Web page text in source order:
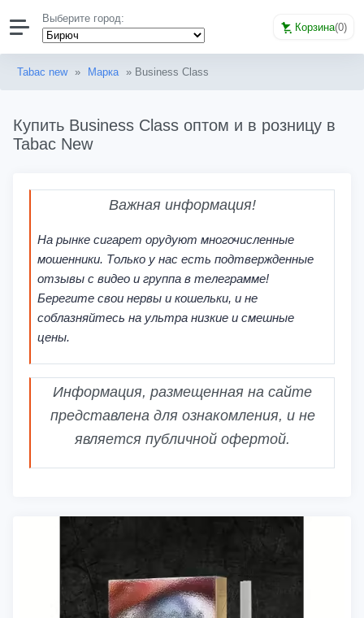
Выберите город:
Корзина(0)
Tabac new » Марка » Business Class
Купить Business Class оптом и в розницу в
Tabac New
Важная информация!
На рынке сигарет орудуют многочисленные
мошенники. Только у нас есть подтвержденные
отзывы с видео и группа в телеграмме!
Берегите свои нервы и кошельки, и не
соблазняйтесь на ультра низкие и смешные
цены.
Информация, размещенная на сайте
представлена для ознакомления, и не
является публичной офертой.